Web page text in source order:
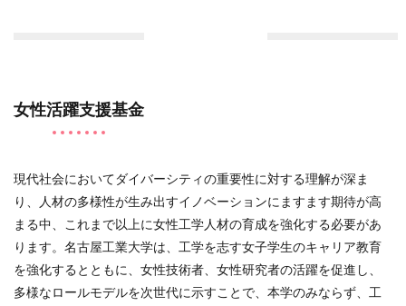
女性活躍支援基金
現代社会においてダイバーシティの重要性に対する理解が深ま
り、人材の多様性が生み出すイノベーションにますます期待が高
まる中、これまで以上に女性工学人材の育成を強化する必要があ
ります。名古屋工業大学は、工学を志す女子学生のキャリア教育
を強化するとともに、女性技術者、女性研究者の活躍を促進し、
多様なロールモデルを次世代に示すことで、本学のみならず、工